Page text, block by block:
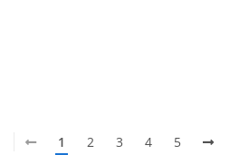
1 2 3 4 5